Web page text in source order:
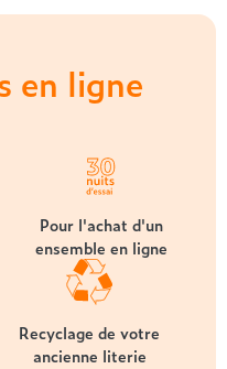
en ligne
Pour l'achat d'un
ensemble en ligne
Recyclage de votre
ancienne literie